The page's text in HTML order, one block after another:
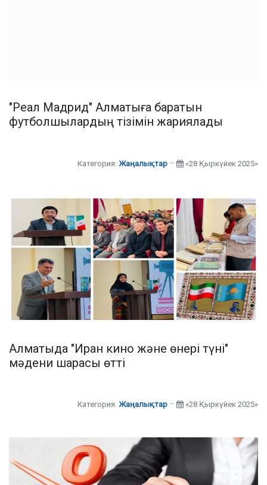
"Реал Мадрид" Алматыға баратын
футболшылардың тізімін жариялады
Категория: Жаңалықтар «28 Қыркүйек 2025»
Алматыда "Иран кино және өнері түні"
мәдени шарасы өтті
Категория: Жаңалықтар «28 Қыркүйек 2025»